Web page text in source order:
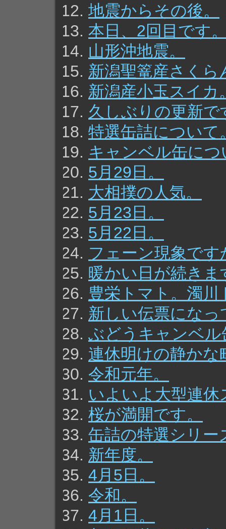
地震からその後。
本日、2回目です
山形沖地震。
新潟聖篭産さくら
新潟産小玉スイカ
久しぶりの更新で
特選缶詰について
キャンベル缶につ
5月29日。
大相撲の人気。
5月23日。
5月22日。
フェーン現象です
暖かい日が続きま
豊栄トマト。濁川
新しい伝票になっ
ぶどうキャンベ
連休明けの静かな
令和元年。
いよいよ大型連
桜が満開です。
缶詰の特選シリー
新年度。
4月5日。
令和。
4月1日。